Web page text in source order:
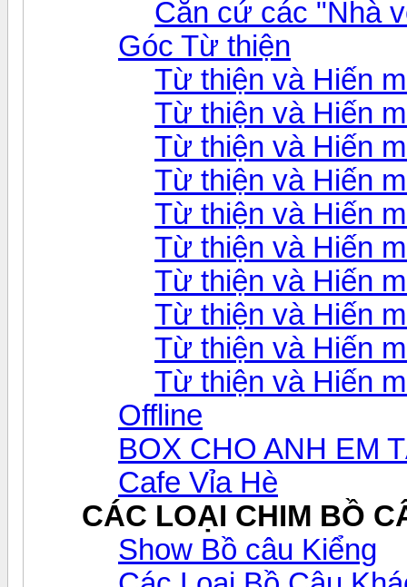
Căn cứ các "Nhà
Góc Từ thiện
Từ thiện và Hiến
Từ thiện và Hiến
Từ thiện và Hiến
Từ thiện và Hiến
Từ thiện và Hiến
Từ thiện và Hiến
Từ thiện và Hiến
Từ thiện và Hiến
Từ thiện và Hiến
Từ thiện và Hiến
Offline
BOX CHO ANH EM
Cafe Vỉa Hè
CÁC LOẠI CHIM BỒ
Show Bồ câu Kiểng